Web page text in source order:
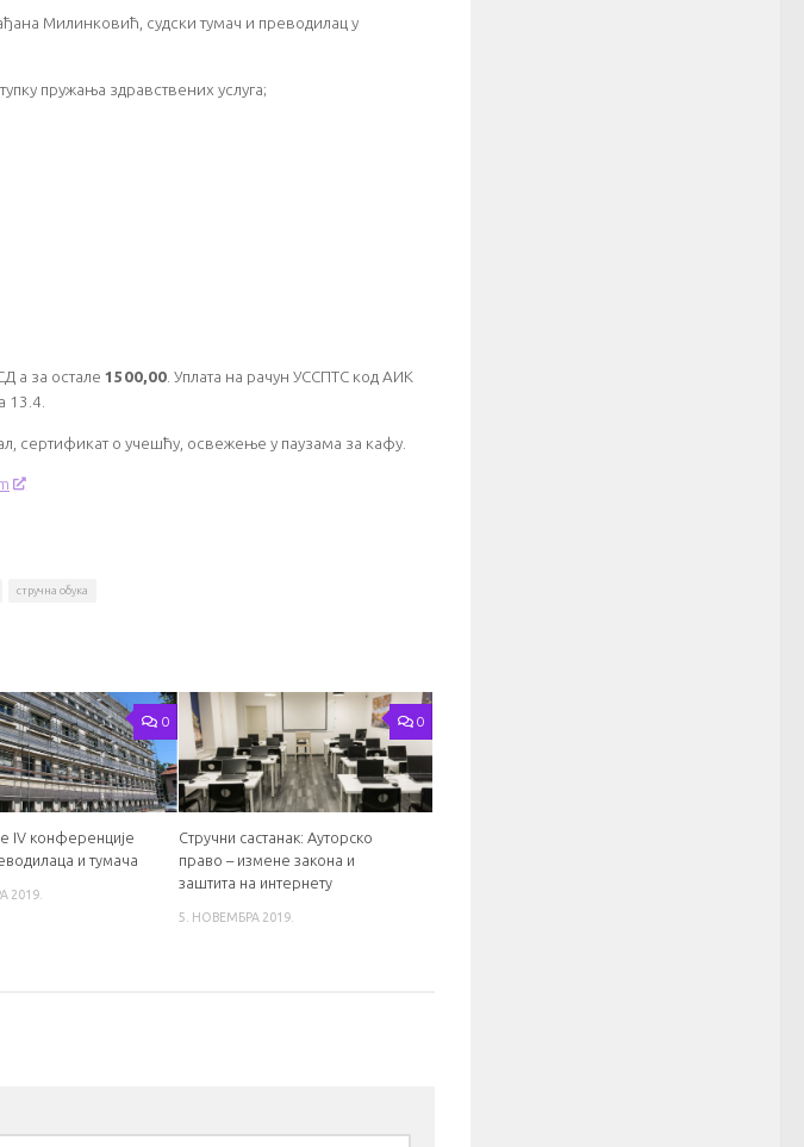
Милинковић, судски тумач и преводилац у
пружања здравствених услуга;
а за остале 1500,00 . Уплата на рачун УССПТС код АИК
13.4.
сертификат о учешћу, освежење у паузама за кафу.
стручна обука
0
IV конференције
и тумача
2019.
0
Стручни састанак: Ауторско
право – измене закона и
заштита на интернету
5. НОВЕМБРА 2019.